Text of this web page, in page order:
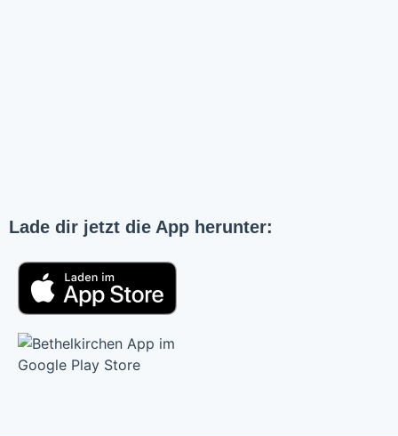
Lade dir jetzt die App herunter: